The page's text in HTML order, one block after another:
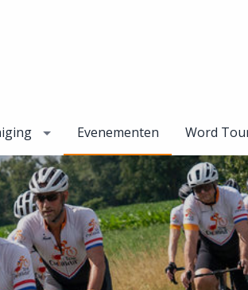
Evenementen Word